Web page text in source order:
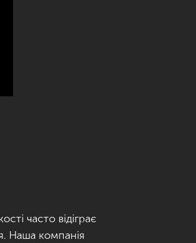
часто відіграє
Наша компанія